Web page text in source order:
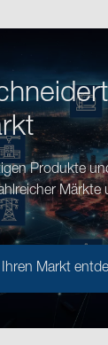
Produkte
Märkte
Markt